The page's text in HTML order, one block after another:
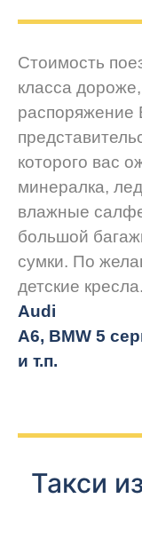
Стоимость
класса
распоряжение
которого вас
минералка,
влажные
большой
сумки. По
детские кресла.
Audi
A6, BMW 5
и т.п.
Такси